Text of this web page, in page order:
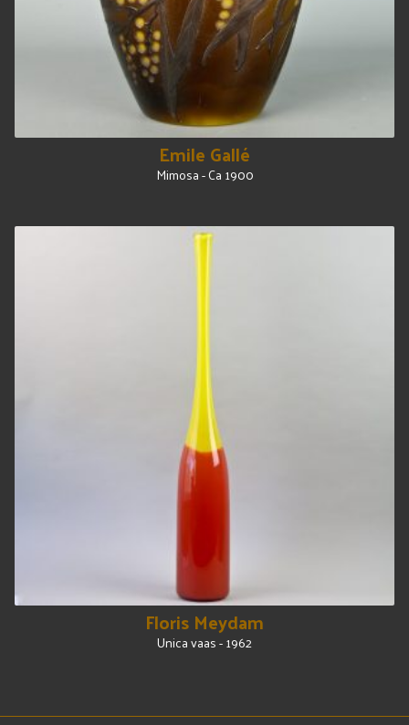
Emile Gallé
Mimosa - Ca 1900
Floris Meydam
Unica vaas - 1962